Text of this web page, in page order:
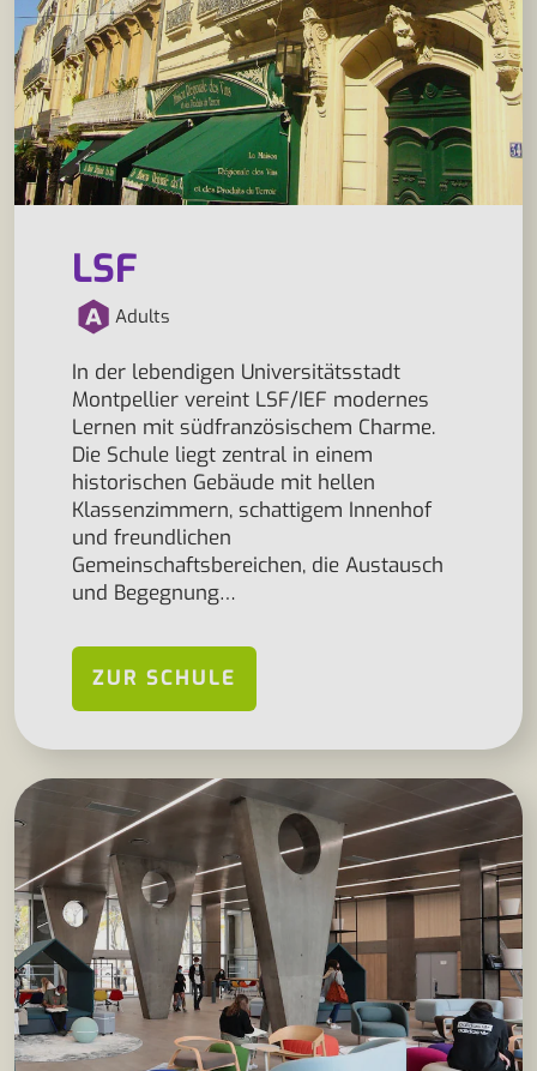
LSF
Adults
In der lebendigen Universitätsstadt
Montpellier vereint LSF/IEF modernes
Lernen mit südfranzösischem Charme.
Die Schule liegt zentral in einem
historischen Gebäude mit hellen
Klassenzimmern, schattigem Innenhof
und freundlichen
Gemeinschaftsbereichen, die Austausch
und Begegnung…
ZUR SCHULE